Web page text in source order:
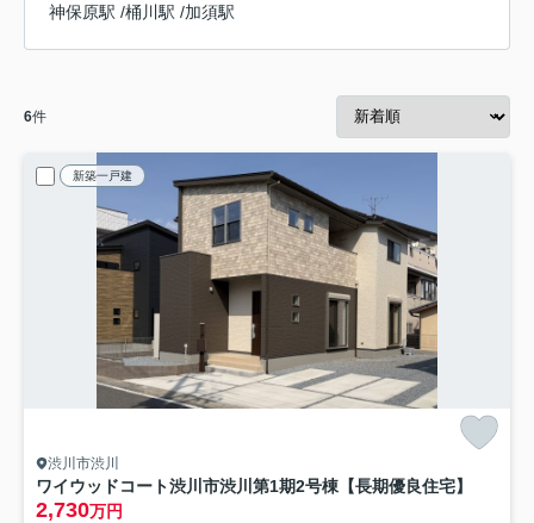
神保原駅 /桶川駅 /加須駅
6件
新築一戸建
渋川市渋川
ワイウッドコート渋川市渋川第1期2号棟【長期優良住宅】
2,730万円